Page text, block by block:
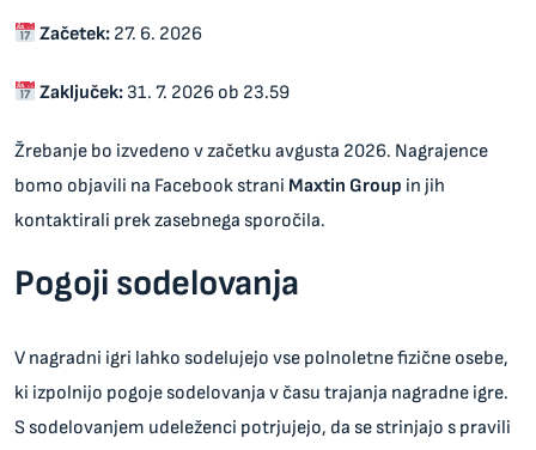
Začetek: 27. 6. 2026
Zaključek: 31. 7. 2026 ob 23.59
Žrebanje bo izvedeno v začetku avgusta 2026. Nagrajence
bomo objavili na Facebook strani Maxtin Group in jih
kontaktirali prek zasebnega sporočila.
Pogoji sodelovanja
V nagradni igri lahko sodelujejo vse polnoletne fizične osebe,
ki izpolnijo pogoje sodelovanja v času trajanja nagradne igre.
S sodelovanjem udeleženci potrjujejo, da se strinjajo s pravili